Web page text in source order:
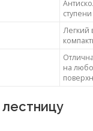
ступени
Легкий
на